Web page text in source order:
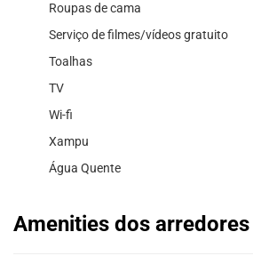
Roupas de cama
Serviço de filmes/vídeos gratuito
Toalhas
TV
Wi-fi
Xampu
Água Quente
Amenities dos arredores